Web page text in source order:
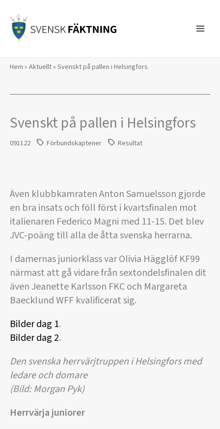
innehåll
Hem » Aktuellt» Svenskt på pallen i Helsingfors
Svenskt på pallen i Helsingfors
091122 Förbundskaptener Resultat
Även klubbkamraten Anton Samuelsson gjorde
en bra insats och föll först i kvartsfinalen mot
italienaren Federico Magni med 11-15. Det blev
JVC-poäng till alla de åtta svenska herrarna.
I damernas juniorklass var Olivia Hägglöf KF99
närmast att gå vidare från sextondelsfinalen dit
även Jeanette Karlsson FKC och Margareta
Baecklund WFF kvalificerat sig.
Bilder dag 1.
Bilder dag 2.
Den svenska herrvärjtruppen i Helsingfors med
ledare och domare
(Bild: Morgan Pyk)
Herrvärja juniorer